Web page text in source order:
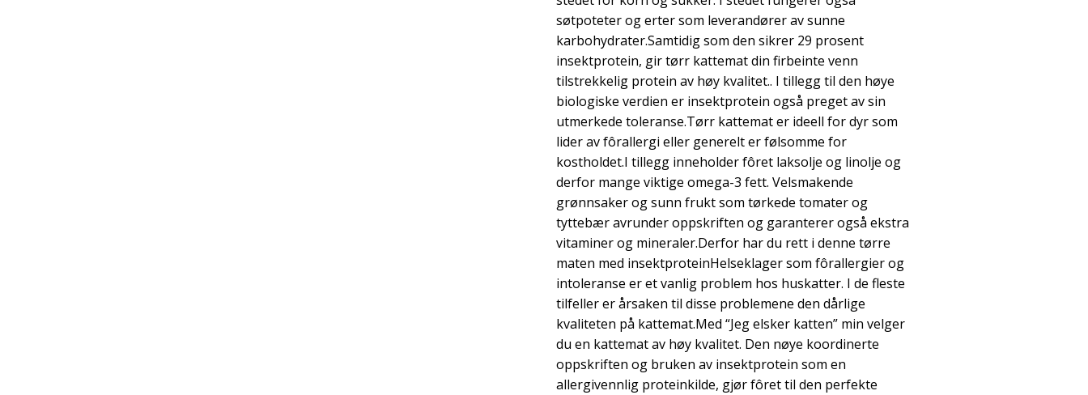
søtpoteter og erter som leverandører av sunne
karbohydrater.Samtidig som den sikrer 29 prosent
insektprotein, gir tørr kattemat din firbeinte venn
tilstrekkelig protein av høy kvalitet.. I tillegg til den høye
biologiske verdien er insektprotein også preget av sin
utmerkede toleranse.Tørr kattemat er ideell for dyr som
lider av fôrallergi eller generelt er følsomme for
kostholdet.I tillegg inneholder fôret laksolje og linolje og
derfor mange viktige omega-3 fett. Velsmakende
grønnsaker og sunn frukt som tørkede tomater og
tyttebær avrunder oppskriften og garanterer også ekstra
vitaminer og mineraler.Derfor har du rett i denne tørre
maten med insektproteinHelseklager som fôrallergier og
intoleranse er et vanlig problem hos huskatter. I de fleste
tilfeller er årsaken til disse problemene den dårlige
kvaliteten på kattemat.Med “Jeg elsker katten” min velger
du en kattemat av høy kvalitet. Den nøye koordinerte
oppskriften og bruken av insektprotein som en
allergivennlig proteinkilde, gjør fôret til den perfekte